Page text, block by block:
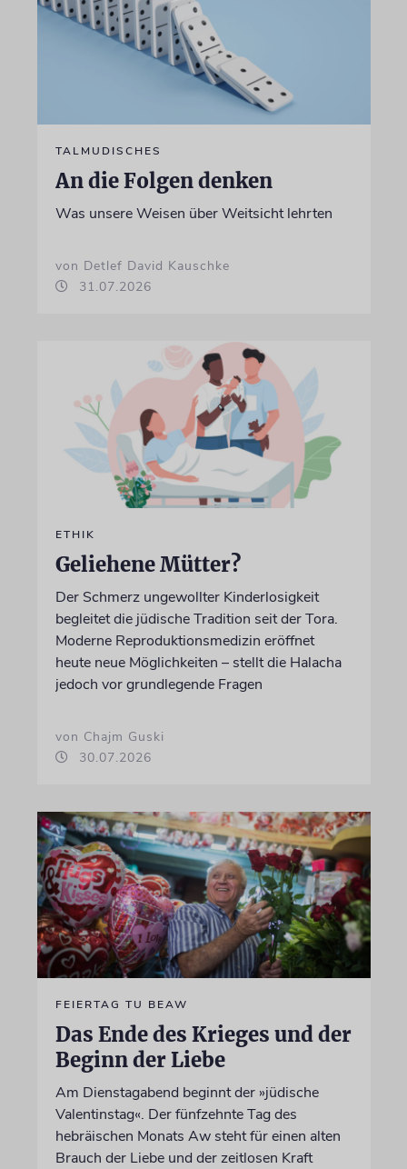
TALMUDISCHES
An die Folgen denken
Was unsere Weisen über Weitsicht lehrten
von Detlef David Kauschke
31.07.2026
ETHIK
Geliehene Mütter?
Der Schmerz ungewollter Kinderlosigkeit
begleitet die jüdische Tradition seit der Tora.
Moderne Reproduktionsmedizin eröffnet
heute neue Möglichkeiten – stellt die Halacha
jedoch vor grundlegende Fragen
von Chajm Guski
30.07.2026
FEIERTAG TU BEAW
Das Ende des Krieges und der
Beginn der Liebe
Am Dienstagabend beginnt der »jüdische
Valentinstag«. Der fünfzehnte Tag des
hebräischen Monats Aw steht für einen alten
Brauch der Liebe und der zeitlosen Kraft